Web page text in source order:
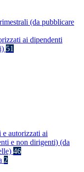
(da pubblicare
ai dipendenti
51
autorizzati ai
e non dirigenti) (da
46
2